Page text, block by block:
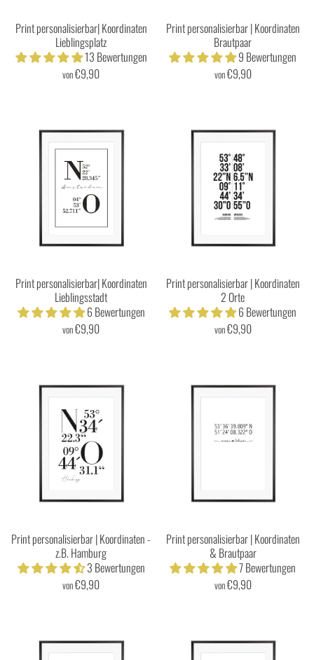
Print personalisierbar| Koordinaten
Lieblingsplatz
13 Bewertungen
von€9,90
Print personalisierbar | Koordinaten
Brautpaar
9 Bewertungen
von€9,90
Print personalisierbar| Koordinaten
Lieblingsstadt
6 Bewertungen
von€9,90
Print personalisierbar | Koordinaten
2 Orte
6 Bewertungen
von€9,90
Print personalisierbar | Koordinaten -
z.B. Hamburg
3 Bewertungen
von€9,90
Print personalisierbar | Koordinaten
& Brautpaar
7 Bewertungen
von€9,90